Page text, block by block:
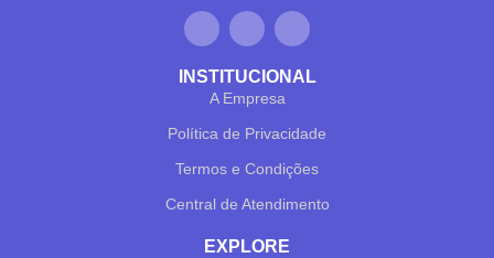
INSTITUCIONAL
A Empresa
Política de Privacidade
Termos e Condições
Central de Atendimento
EXPLORE